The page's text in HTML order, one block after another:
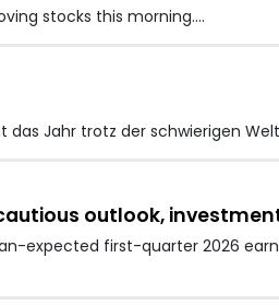
stocks this morning.…
das Jahr trotz der schwierigen
outlook,
expected first-quarter 2026